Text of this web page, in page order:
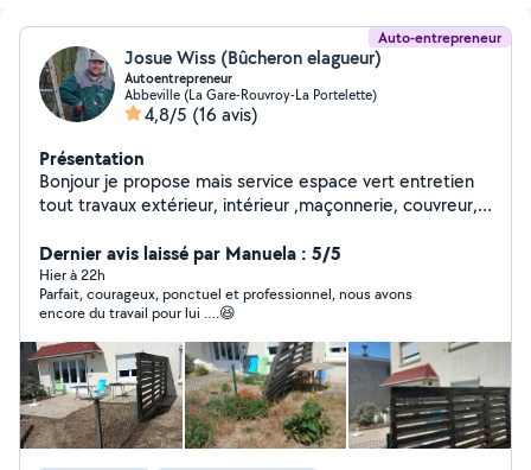
Auto-entrepreneur
Josue Wiss (Bûcheron elagueur)
Autoentrepreneur
Abbeville (La Gare-Rouvroy-La Portelette)
4,8/5 (16 avis)
Présentation
Bonjour je propose mais service espace vert entretien
tout travaux extérieur, intérieur ,maçonnerie, couvreur,
de pelouse nettoyage de toiture.
Dernier avis laissé par Manuela : 5/5
Hier à 22h
Parfait, courageux, ponctuel et professionnel, nous avons
encore du travail pour lui ….😆